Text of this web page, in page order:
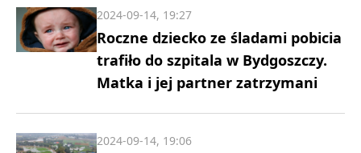
Roczne dziecko ze śladami pobicia
trafiło do szpitala w Bydgoszczy.
Matka i jej partner zatrzymani
2024-09-14, 19:27
2024-09-14, 19:06